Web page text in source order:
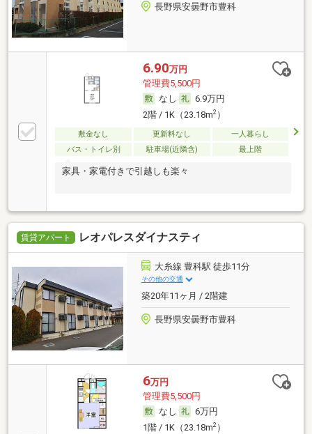
長野県安曇野市豊科
6.90万円
管理費5,500円
なし
6.9万円
2階 / 1K（23.18m2）
敷金なし 更新料なし
一人暮らし
バス・トイレ別
駐車場(近隣含) 最上階
家具・家電付きで引越しも楽々
賃貸アパート レオパレスダイナスティ
大糸線 豊科駅 徒歩11分
その他の交通
築20年11ヶ月 / 2階建
長野県安曇野市豊科
6万円
管理費5,500円
なし
6万円
1階 / 1K（23.18m2）